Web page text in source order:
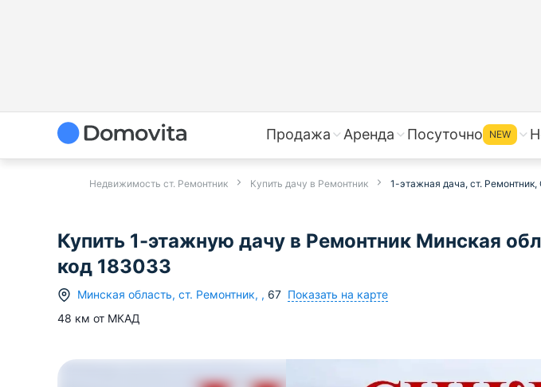
Продажа Аренда Посуточно NEW
Недвижимость ст. Ремонтник Купить дачу в Ремонтник 1-этажная дача, ст.
Купить 1-этажную дачу в Ремонтник Минская
код 183033
Минская область, ст. Ремонтник, , 67 Показать на карте
48 км от МКАД